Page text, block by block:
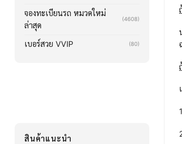
จองทะเบียนรถ หมวดใหม่
ล่าสุด
(4608)
เบอร์สวย VVIP (80)
สินค้าแนะนำ